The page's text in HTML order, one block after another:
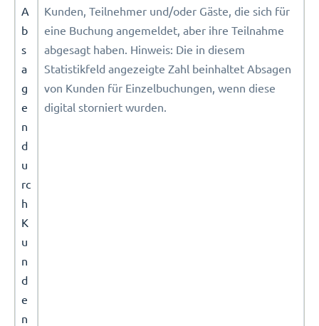
A
b
s
a
g
e
n
d
u
rc
h
K
u
n
d
e
n
Kunden, Teilnehmer und/oder Gäste, die sich für
eine Buchung angemeldet, aber ihre Teilnahme
abgesagt haben. Hinweis: Die in diesem
Statistikfeld angezeigte Zahl beinhaltet Absagen
von Kunden für Einzelbuchungen, wenn diese
digital storniert wurden.